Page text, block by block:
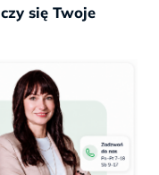
się Twoje